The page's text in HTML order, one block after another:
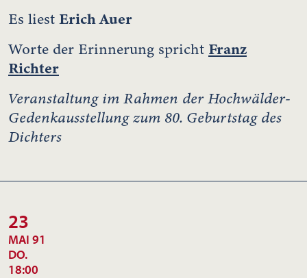
Es liest Erich Auer
Worte der Erinnerung spricht Franz
Richter
Veranstaltung im Rahmen der Hochwälder-
Gedenkausstellung zum 80. Geburtstag des
Dichters
23
MAI 91
DO.
18:00